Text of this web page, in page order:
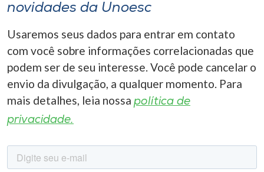
novidades da Unoesc
Usaremos seus dados para entrar em contato
com você sobre informações correlacionadas que
podem ser de seu interesse. Você pode cancelar o
envio da divulgação, a qualquer momento. Para
mais detalhes, leia nossa política de
privacidade.